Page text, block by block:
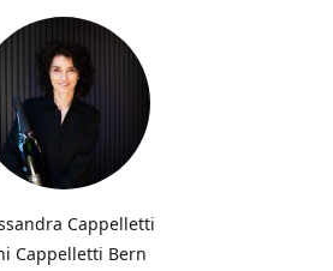
Cappelletti
Cappelletti Bern